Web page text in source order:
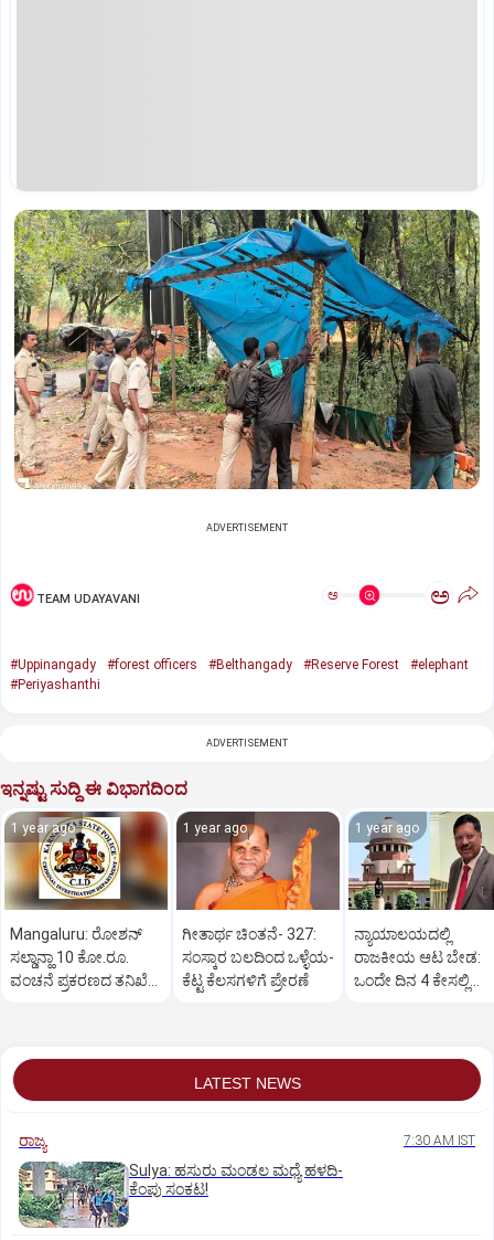
ADVERTISEMENT
TEAM UDAYAVANI ಅ ಅ
#Uppinangady #forest officers #Belthangady #Reserve Forest
#elephant
#Periyashanthi
ADVERTISEMENT
ಇನ್ನಷ್ಟು ಸುದ್ದಿ ಈ ವಿಭಾಗದಿಂದ
1 year ago
Mangaluru: ರೋಶನ್‌
ಸಲ್ಡಾನ್ಹಾ 10 ಕೋ.ರೂ.
ವಂಚನೆ ಪ್ರಕರಣದ ತನಿಖೆ
1 year ago
ಗೀತಾರ್ಥ ಚಿಂತನೆ- 327:
ಸಂಸ್ಕಾರ ಬಲದಿಂದ ಒಳ್ಳೆಯ-
ಕೆಟ್ಟ ಕೆಲಸಗಳಿಗೆ ಪ್ರೇರಣೆ
1 year ago
ನ್ಯಾಯಾಲಯದಲ್ಲಿ
ರಾಜಕೀಯ ಆಟ ಬೇಡ:
ಒಂದೇ ದಿನ 4 ಕೇಸಲ್ಲಿ
LATEST NEWS
ರಾಜ್ಯ 7:30 AM IST
Sulya: ಹಸುರು ಮಂಡಲ ಮಧ್ಯೆ ಹಳದಿ-
ಕೆಂಪು ಸಂಕಟ!